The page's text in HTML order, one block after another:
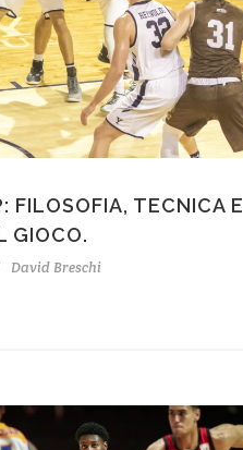
FILOSOFIA, TECNICA E
GIOCO.
David Breschi